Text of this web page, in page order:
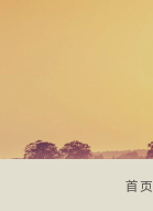
首页